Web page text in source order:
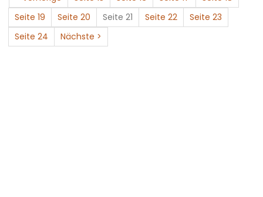
Seite 19
Seite 20 Seite 21 Seite 22
Seite 23
Seite 24
Nächste >